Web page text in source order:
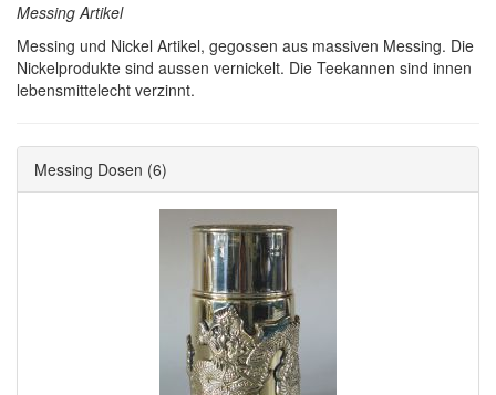
Messing Artikel
Messing und Nickel Artikel, gegossen aus massiven Messing. Die
Nickelprodukte sind aussen vernickelt. Die Teekannen sind innen
lebensmittelecht verzinnt.
Messing Dosen (6)